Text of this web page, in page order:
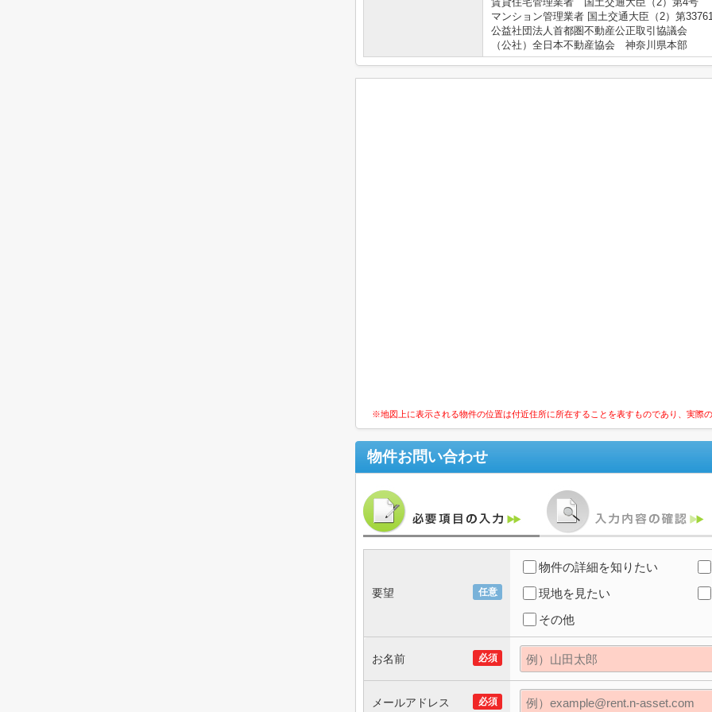
マンション管理業者 国土交通大臣（2）第
公益社団法人首都圏不動産公正取引協議会
（公社）全日本不動産協会 神奈川県本部
※地図上に表示される物件の位置は付近住所に所在することを表すものであり、実際
物件お問い合わせ
任意
要望
物件の詳細を知りたい
現地を見たい
その他
必須
お名前
必須
メールアドレス